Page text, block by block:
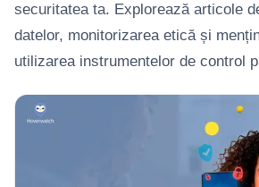
securitatea ta. Explorează articole
datelor, monitorizarea etică și
utilizarea instrumentelor de control
Cele mai noi din